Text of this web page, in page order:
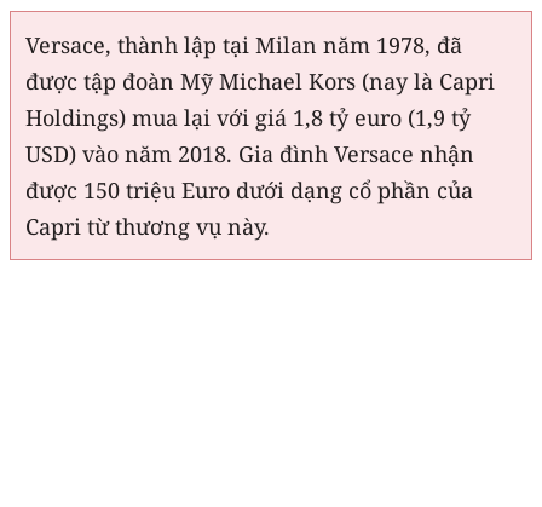
Versace, thành lập tại Milan năm 1978, đã
được tập đoàn Mỹ Michael Kors (nay là Capri
Holdings) mua lại với giá 1,8 tỷ euro (1,9 tỷ
USD) vào năm 2018. Gia đình Versace nhận
được 150 triệu Euro dưới dạng cổ phần của
Capri từ thương vụ này.